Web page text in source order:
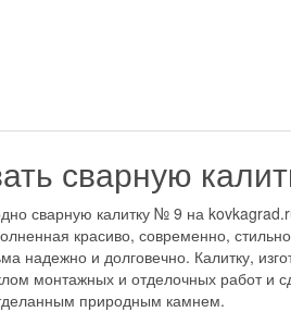
сварную
сварную калитку № 9 на
красиво, современно,
надежно и долговечно. Калитку,
монтажных и отделочных работ и
природным камнем.